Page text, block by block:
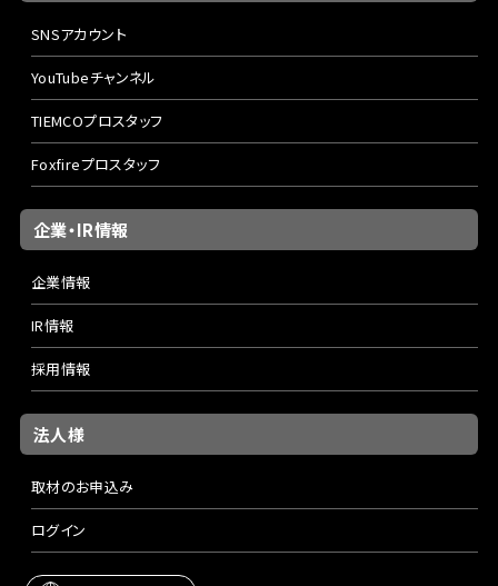
SNSアカウント
YouTubeチャンネル
TIEMCOプロスタッフ
Foxfireプロスタッフ
企業・IR情報
企業情報
IR情報
採用情報
法人様
取材のお申込み
ログイン